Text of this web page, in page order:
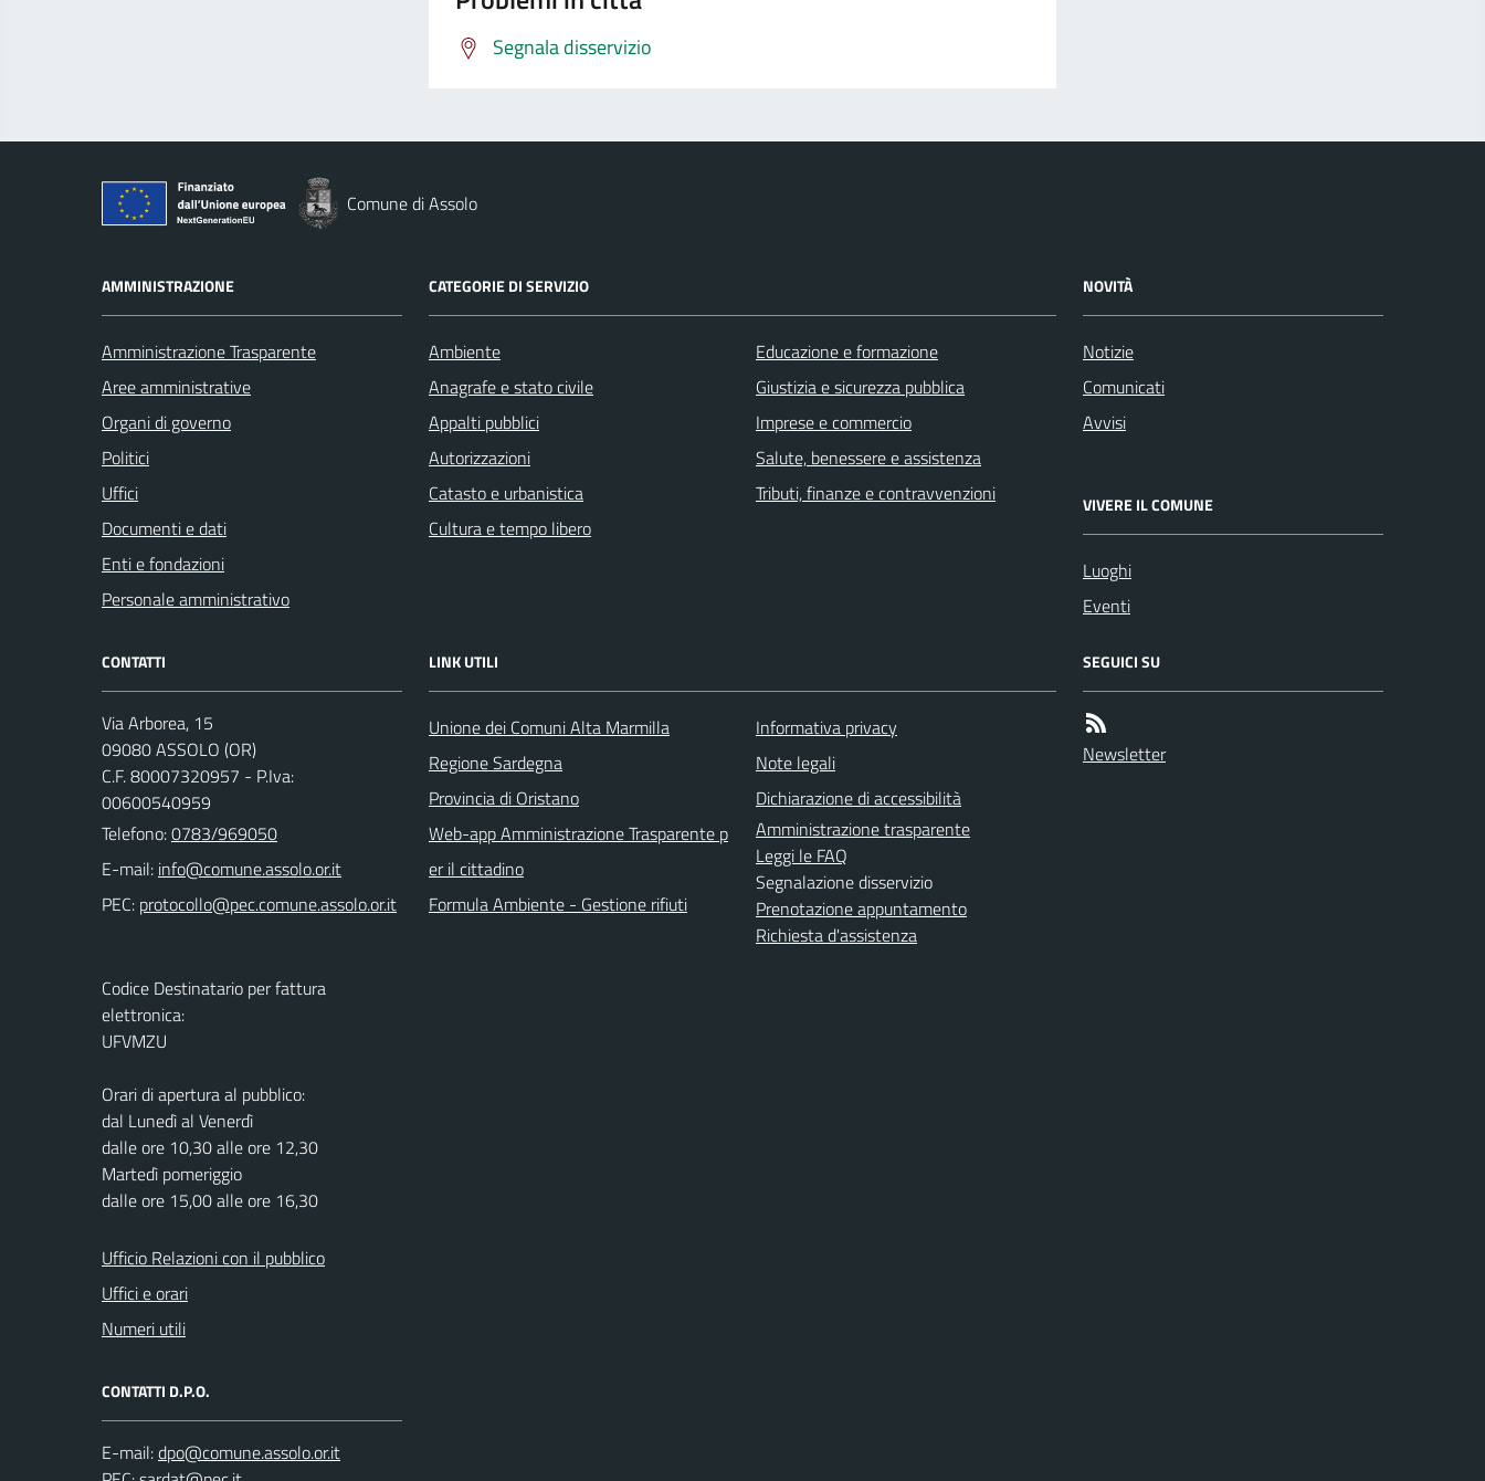
Segnala disservizio
Comune di Assolo
AMMINISTRAZIONE
Amministrazione Trasparente
Aree amministrative
Organi di governo
Politici
Uffici
Documenti e dati
Enti e fondazioni
Personale amministrativo
CATEGORIE DI SERVIZIO
Ambiente
Anagrafe e stato civile
Appalti pubblici
Autorizzazioni
Catasto e urbanistica
Cultura e tempo libero
Educazione e formazione
Giustizia e sicurezza pubblica
Imprese e commercio
Salute, benessere e assistenza
Tributi, finanze e contravvenzioni
NOVITÀ
Notizie
Comunicati
Avvisi
VIVERE IL COMUNE
Luoghi
Eventi
CONTATTI
Via Arborea, 15
09080 ASSOLO (OR)
C.F. 80007320957 - P.Iva:
00600540959
Telefono:0783/969050
E-mail:
PEC:
Codice Destinatario per fattura
elettronica:
UFVMZU
Orari di apertura al pubblico:
dal Lunedì al Venerdì
dalle ore 10,30 alle ore 12,30
Martedì pomeriggio
dalle ore 15,00 alle ore 16,30
Ufficio Relazioni con il pubblico
Uffici e orari
Numeri utili
CONTATTI D.P.O.
E-mail:
LINK UTILI
Unione dei Comuni Alta Marmilla
Regione Sardegna
Provincia di Oristano
Web-app Amministrazione Trasparente p
er il cittadino
Formula Ambiente - Gestione rifiuti
Informativa privacy
Note legali
Dichiarazione di accessibilità
Amministrazione trasparente
Leggi le FAQ
Segnalazione disservizio
Prenotazione appuntamento
Richiesta d'assistenza
SEGUICI SU
Newsletter